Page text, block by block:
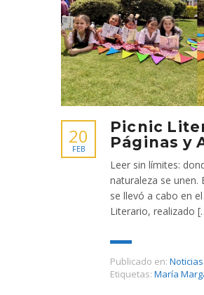
Picnic
Páginas y
20
FEB
Leer sin límites:
naturaleza se unen.
se llevó a cabo en
Literario, realizado
Publicado en: Noticias
Etiquetas: María